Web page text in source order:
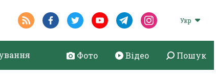
Укр
Фото Відео Пошук